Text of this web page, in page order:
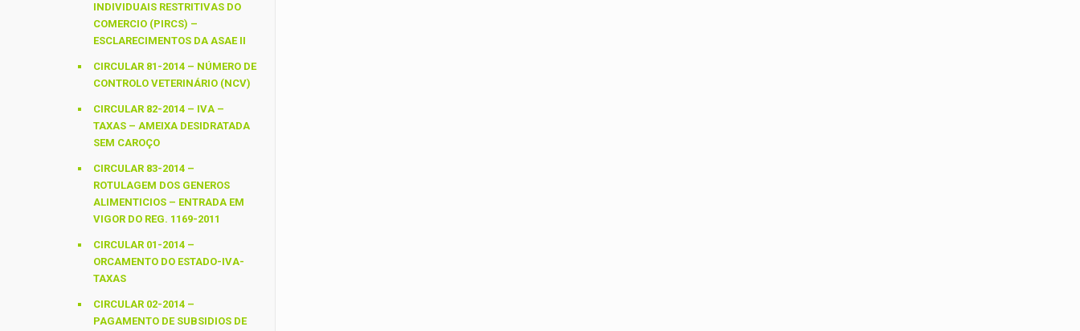
INDIVIDUAIS RESTRITIVAS DO
COMERCIO (PIRCS) –
ESCLARECIMENTOS DA ASAE II
CIRCULAR 81-2014 – NÚMERO DE
CONTROLO VETERINÁRIO (NCV)
CIRCULAR 82-2014 – IVA –
TAXAS – AMEIXA DESIDRATADA
SEM CAROÇO
CIRCULAR 83-2014 –
ROTULAGEM DOS GENEROS
ALIMENTICIOS – ENTRADA EM
VIGOR DO REG. 1169-2011
CIRCULAR 01-2014 –
ORCAMENTO DO ESTADO-IVA-
TAXAS
CIRCULAR 02-2014 –
PAGAMENTO DE SUBSIDIOS DE